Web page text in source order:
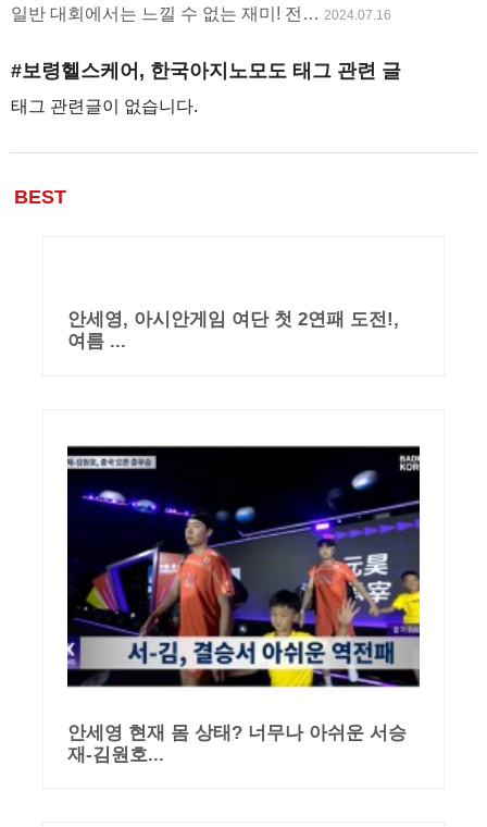
일반 대회에서는 느낄 수 없는 재미! 전… 2024.07.16
#보령헬스케어, 한국아지노모도 태그 관련 글
태그 관련글이 없습니다.
BEST
안세영, 아시안게임 여단 첫 2연패 도전!,
여름 ...
안세영 현재 몸 상태? 너무나 아쉬운 서승
재-김원호...